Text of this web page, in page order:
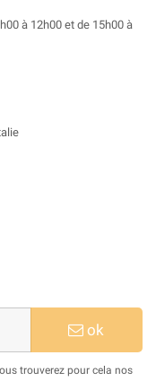
à 12h00 et de 15h00 à
ok
trouverez pour cela nos